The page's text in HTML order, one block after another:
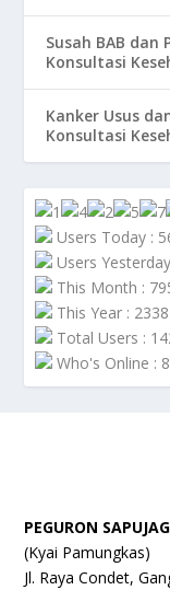
Susah BAB dan
Konsultasi
Kanker Usus
Konsultasi
Users Today :
Users
This Month :
This Year :
Total Users :
Who's Online : 8
PEGURON
(Kyai Pamungkas)
Jl. Raya Condet,